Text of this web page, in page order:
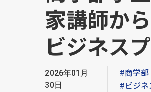
家講師か
ビジネス
2026年01月
30日
#商学部
#ビジネ